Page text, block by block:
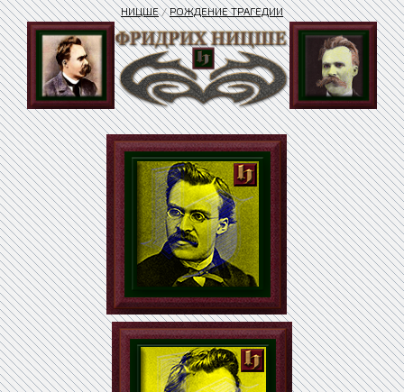
НИЦШЕ/РОЖДЕНИЕ ТРАГЕДИИ